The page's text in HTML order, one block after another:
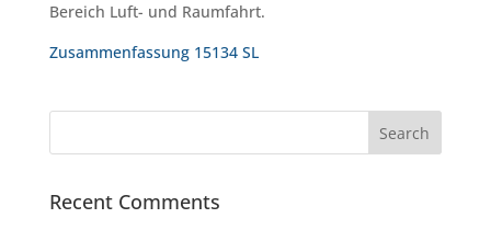
Bereich Luft- und Raumfahrt.
Zusammenfassung 15134 SL
Recent Comments